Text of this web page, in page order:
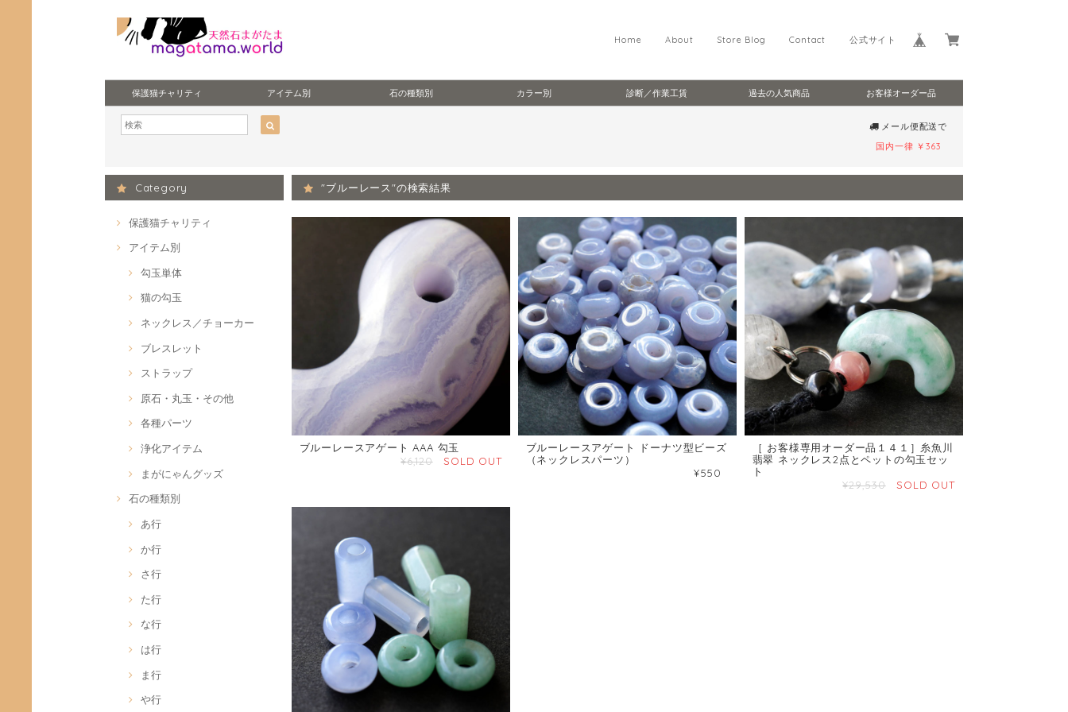
公式サイト
Contact
Store Blog
About
Home
保護猫チャリティ アイテム別 石の種類別 カラー別 診断／作業工賃 過去の人気商品 お客様オーダー品
メール便配送で
国内一律 ￥363
Category
保護猫チャリティ
アイテム別
勾玉単体
猫の勾玉
ネックレス／チョーカー
ブレスレット
ストラップ
原石・丸玉・その他
各種パーツ
浄化アイテム
まがにゃんグッズ
石の種類別
あ行
か行
さ行
た行
な行
は行
ま行
や行
"ブルーレース"の検索結果
ブルーレースアゲート AAA 勾玉
¥6,120
SOLD OUT
ブルーレースアゲート ドーナツ型ビーズ
（ネックレスパーツ）
¥550
［ お客様専用オーダー品１４１］糸魚川
翡翠 ネックレス2点とペットの勾玉セッ
ト
¥29,530
SOLD OUT